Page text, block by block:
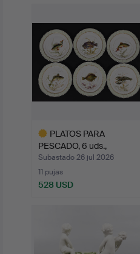
PLATOS PARA
PESCADO, 6 uds.,
Porcelana, Ro…
Subastado 26 jul 2026
11 pujas
528 USD